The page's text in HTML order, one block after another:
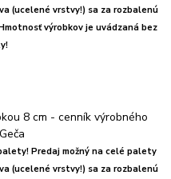
(ucelené vrstvy!) sa za rozbalenú
výrobkov je uvádzaná bez
Predaj možný na celé palety
(ucelené vrstvy!) sa za rozbalenú